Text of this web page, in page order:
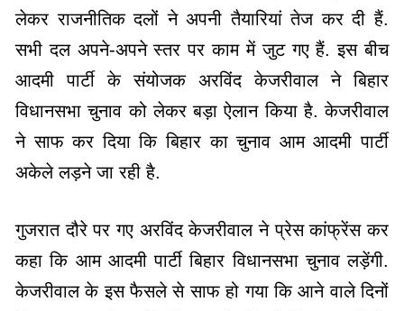
लेकर राजनीतिक दलों ने अपनी तैयारियां तेज कर दी हैं.
सभी दल अपने-अपने स्तर पर काम में जुट गए हैं. इस बीच
आदमी पार्टी के संयोजक अरविंद केजरीवाल ने बिहार
विधानसभा चुनाव को लेकर बड़ा ऐलान किया है. केजरीवाल
ने साफ कर दिया कि बिहार का चुनाव आम आदमी पार्टी
अकेले लड़ने जा रही है.
गुजरात दौरे पर गए अरविंद केजरीवाल ने प्रेस कांफ्रेंस कर
कहा कि आम आदमी पार्टी बिहार विधानसभा चुनाव लड़ेंगी.
केजरीवाल के इस फैसले से साफ हो गया कि आने वाले दिनों